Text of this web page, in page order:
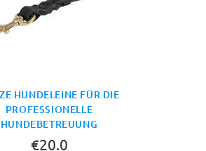
HUNDELEINE FÜR DIE
PROFESSIONELLE
HUNDEBETREUUNG
€20.0